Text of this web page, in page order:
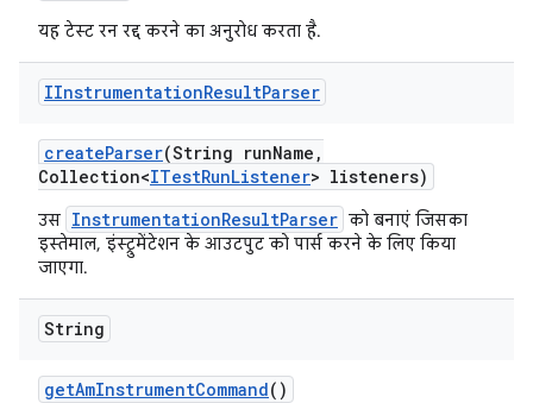
यह टेस्ट रन रद्द करने का अनुरोध करता है.
IInstrumentationResultParser
createParser(String runName ,
Collection<ITestRunListener> listeners)
उस InstrumentationResultParser को बनाएं जिसका
इस्तेमाल, इंस्ट्रुमेंटेशन के आउटपुट को पार्स करने के लिए किया
जाएगा.
String
getAmInstrumentCommand()